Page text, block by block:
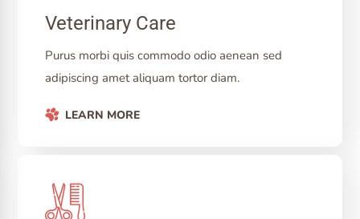
Veterinary Care
Purus morbi quis commodo odio aenean sed
adipiscing amet aliquam tortor diam.
LEARN MORE